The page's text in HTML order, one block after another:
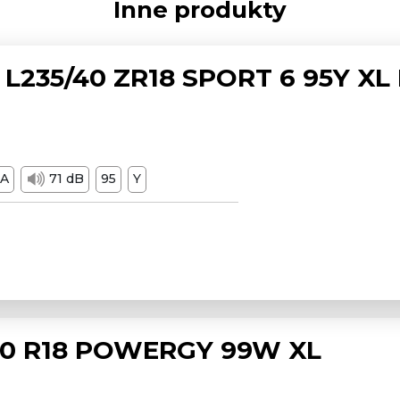
Inne produkty
40 ZR18 SPORT 6 95Y XL
71 dB 95 Y
R18 POWERGY 99W XL